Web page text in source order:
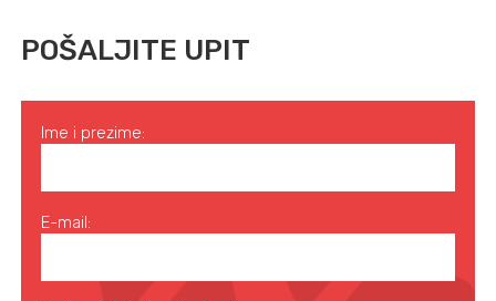
POŠALJITE UPIT
Ime i prezime:
E-mail: